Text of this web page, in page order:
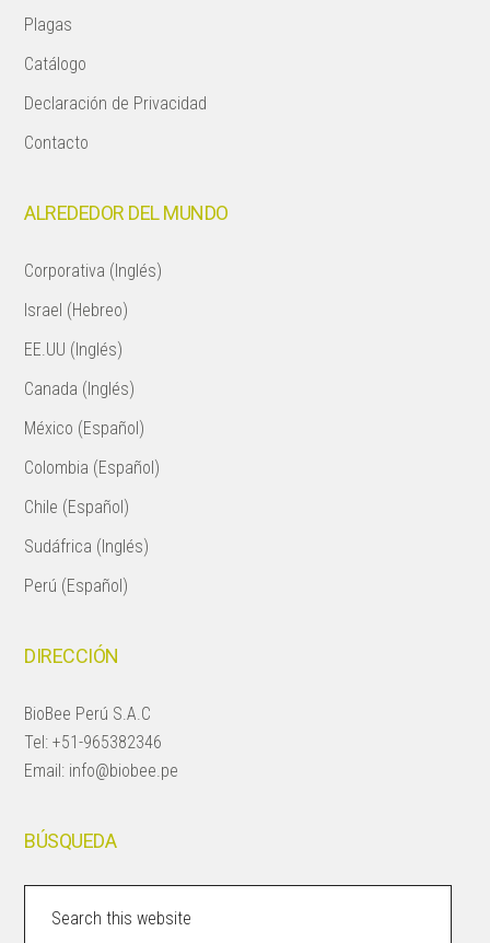
Plagas
Catálogo
Declaración de Privacidad
Contacto
ALREDEDOR DEL MUNDO
Corporativa (Inglés)
Israel (Hebreo)
EE.UU (Inglés)
Canada (Inglés)
México (Español)
Colombia (Español)
Chile (Español)
Sudáfrica (Inglés)
Perú (Español)
DIRECCIÓN
BioBee Perú S.A.C
Tel:+51-965382346
Email: info@biobee.pe
BÚSQUEDA